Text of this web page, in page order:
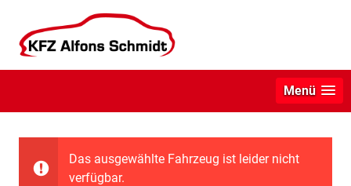
Menü
Das ausgewählte Fahrzeug ist leider nicht
verfügbar.